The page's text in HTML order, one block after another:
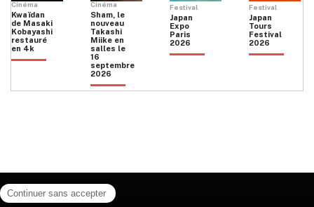
Cinéma
Kwaïdan
de Masaki
Kobayashi
restauré
en 4k
Cinéma
Sham, le
nouveau
Takashi
Miike en
salles le
16
septembre
2026
Festival
Japan
Expo
Paris
2026
Festival
Japan
Tours
Festival
2026